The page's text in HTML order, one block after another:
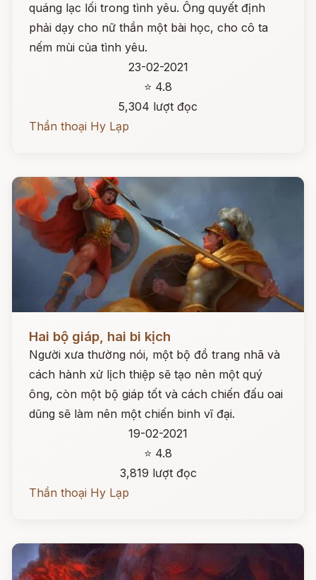
quáng lạc lối trong tình yêu. Ông quyết định
phải dạy cho nữ thần một bài học, cho cô ta
nếm mùi của tình yêu.
23-02-2021
⭐ 4.8
5,304 lượt đọc
Thần thoại Hy Lạp
Hai bộ giáp, hai bi kịch
Người xưa thường nói, một bộ đồ trang nhã và
cách hành xử lịch thiệp sẽ tạo nên một quý
ông, còn một bộ giáp tốt và cách chiến đấu oai
dũng sẽ làm nên một chiến binh vĩ đại.
19-02-2021
⭐ 4.8
3,819 lượt đọc
Thần thoại Hy Lạp